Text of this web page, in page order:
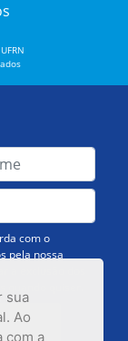
sua
Ao
com a
com o
pela nossa